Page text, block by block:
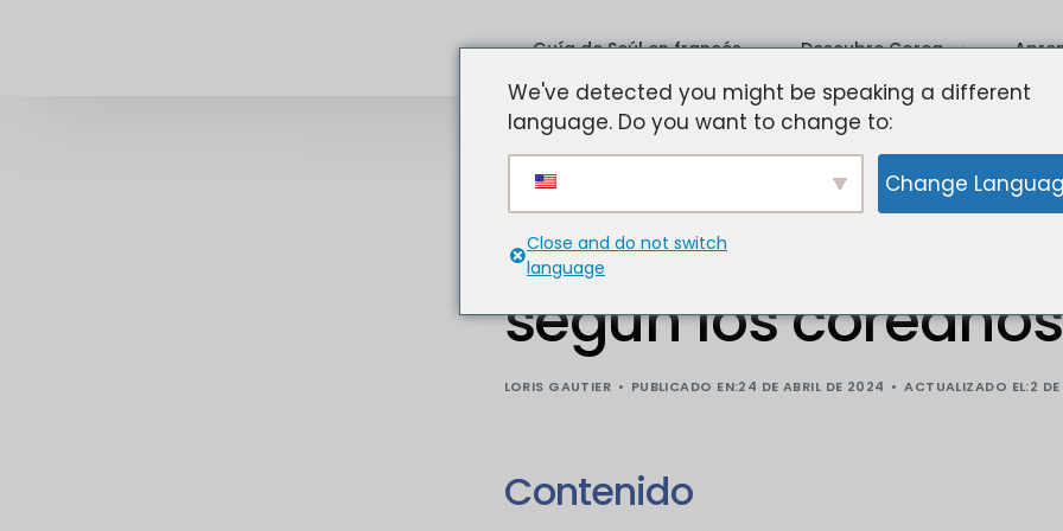
Guía de Seúl en francés Descubre Corea
Las ciudades
Qué hacer en Busan
Los 5 mejores
según los coreanos
LORIS GAUTIER PUBLICADO EN:24 DE ABRIL DE 2024 ACTUALIZADO EL:2
Contenido
We've detected you might be speaking a different
language. Do you want to change to:
Change
Close and do not switch
language